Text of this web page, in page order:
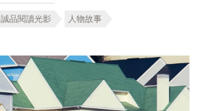
誠品閱讀光影 人物故事